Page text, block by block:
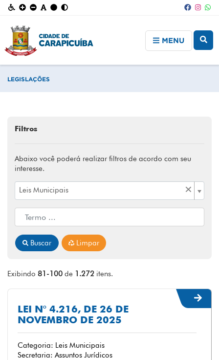
MENU
LEGISLAÇÕES
Exibindo 81-100 de 1.272 itens.
LEI N° 4.216, DE 26 DE
NOVEMBRO DE 2025
Categoria: Leis Municipais
Secretaria: Assuntos Jurídicos
Filtros
Abaixo você poderá realizar filtros de acordo com seu
interesse.
×
Leis Municipais
Buscar Limpar